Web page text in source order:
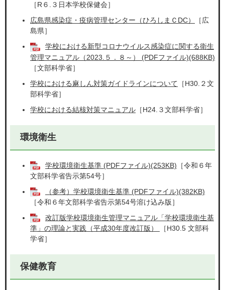
［R６.３日本学校保健会］
広島県感染症・疫病管理センター（ひろしまＣDC）
［広
島県］
学校における新型コロナウイルス感染症に関する衛生
管理マニュアル（2023.５．８～） (PDFファイル)(688KB)
［文部科学省］
学校における麻しん対策ガイドラインについて ［H30.２文
部科学省］
学校における結核対策マニュアル ［H24.３文部科学省］
環境衛生
学校環境衛生基準 (PDFファイル)(253KB) ［令和６年
文部科学省告示第54号］
（参考）学校環境衛生基準 (PDFファイル)(382KB)
［令和６年文部科学省告示第54号溶け込み版］
改訂版学校環境衛生管理マニュアル「学校環境衛生基
準」の理論と実践（平成30年度改訂版）
［H30.5 文部科
学省］
保健教育